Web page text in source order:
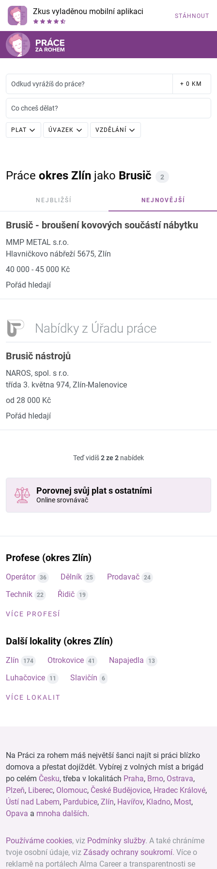
Zkus vyladěnou mobilní aplikaci STÁHNOUT
Odkud vyrážíš do práce? + 0 KM
Co chceš dělat?
PLAT ÚVAZEK VZDĚLÁNÍ
Práce okres Zlín jako Brusič 2
NEJBLIŽŠÍ NEJNOVĚJŠÍ
Brusič - broušení kovových součástí nábytku
MMP METAL s.r.o.
Hlavničkovo nábřeží 5675, Zlín
40 000 - 45 000 Kč
Pořád hledají
Nabídky z Úřadu práce
Brusič nástrojů
NAROS, spol. s r.o.
třída 3. května 974, Zlín-Malenovice
od 28 000 Kč
Pořád hledají
Teď vidíš2 ze 2 nabídek
Porovnej svůj plat s ostatními
Online srovnávač
Profese (okres Zlín)
Operátor 36 Dělník 25 Prodavač 24
Technik 22 Řidič 19
VÍCE PROFESÍ
Další lokality (okres Zlín)
Zlín 174 Otrokovice 41 Napajedla 13
Luhačovice 11 Slavičín 6
VÍCE LOKALIT
Na Práci za rohem máš největší šanci najít si práci blízko
domova a přestat dojíždět. Vybírej z volných míst a brigád
po celém Česku, třeba v lokalitách Praha, Brno, Ostrava,
Plzeň, Liberec, Olomouc, České Budějovice, Hradec Králové,
Ústí nad Labem, Pardubice, Zlín, Havířov, Kladno, Most,
Opava a mnoha dalších.
Používáme cookies, viz Podmínky služby. A také chráníme
tvoje osobní údaje, viz Zásady ochrany soukromí. Více o
reklamě na portálech Alma Career a transparentnosti se